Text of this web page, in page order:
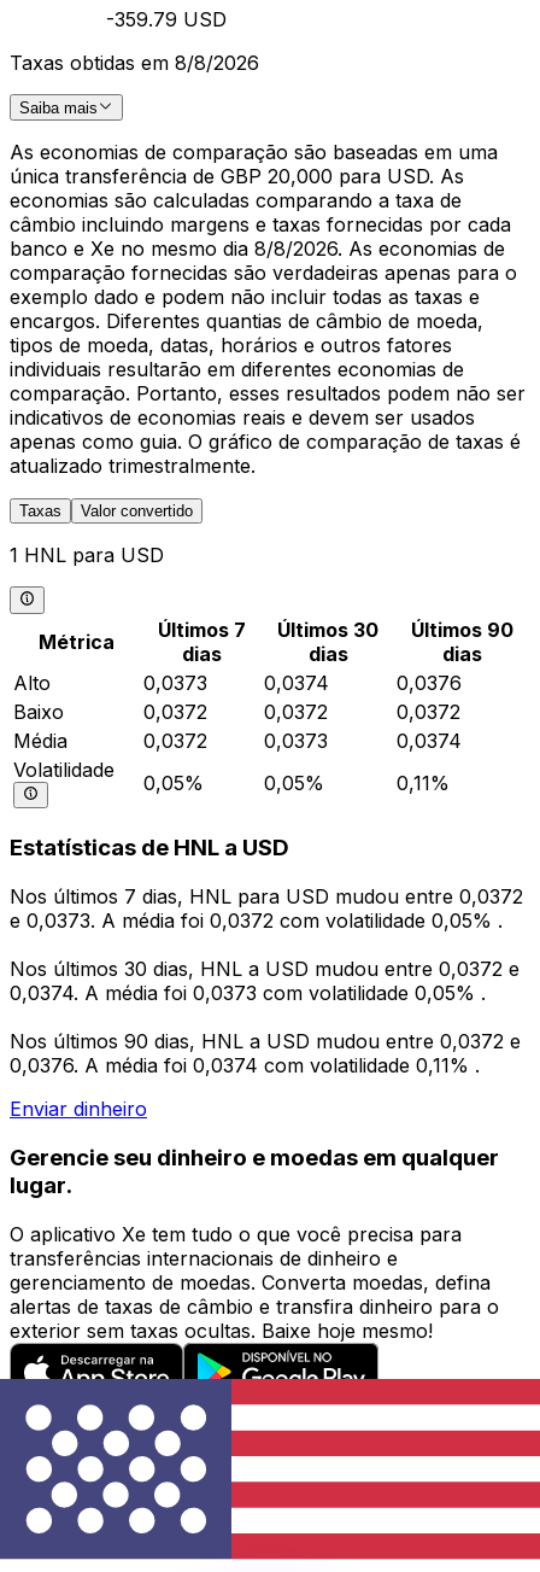
-359.79 USD
Taxas obtidas em 8/8/2026
Saiba mais
As economias de comparação são baseadas em uma
única transferência de GBP 20,000 para USD. As
economias são calculadas comparando a taxa de
câmbio incluindo margens e taxas fornecidas por cada
banco e Xe no mesmo dia 8/8/2026. As economias de
comparação fornecidas são verdadeiras apenas para o
exemplo dado e podem não incluir todas as taxas e
encargos. Diferentes quantias de câmbio de moeda,
tipos de moeda, datas, horários e outros fatores
individuais resultarão em diferentes economias de
comparação. Portanto, esses resultados podem não ser
indicativos de economias reais e devem ser usados
apenas como guia. O gráfico de comparação de taxas é
atualizado trimestralmente.
Taxas Valor convertido
1 HNL para USD
Métrica
Últimos 7
dias
Últimos 30
dias
Últimos 90
dias
Alto
0,0373 0,0374
0,0376
Baixo
0,0372 0,0372
0,0372
Média
0,0372 0,0373
0,0374
Volatilidade
0,05% 0,05% 0,11%
Estatísticas de HNL a USD
Nos últimos 7 dias, HNL para USD mudou entre 0,0372
e 0,0373. A média foi 0,0372 com volatilidade 0,05% .
Nos últimos 30 dias, HNL a USD mudou entre 0,0372 e
0,0374. A média foi 0,0373 com volatilidade 0,05% .
Nos últimos 90 dias, HNL a USD mudou entre 0,0372 e
0,0376. A média foi 0,0374 com volatilidade 0,11% .
Enviar dinheiro
Gerencie seu dinheiro e moedas em qualquer
lugar.
O aplicativo Xe tem tudo o que você precisa para
transferências internacionais de dinheiro e
gerenciamento de moedas. Converta moedas, defina
alertas de taxas de câmbio e transfira dinheiro para o
exterior sem taxas ocultas. Baixe hoje mesmo!